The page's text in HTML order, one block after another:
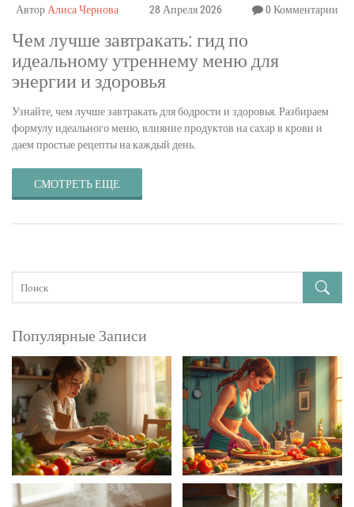
АвторАлиса Чернова 28 Апреля 2026 0 Комментарии
Чем лучше завтракать: гид по
идеальному утреннему меню для
энергии и здоровья
Узнайте, чем лучше завтракать для бодрости и здоровья. Разбираем
формулу идеального меню, влияние продуктов на сахар в крови и
даем простые рецепты на каждый день.
СМОТРЕТЬ ЕЩЕ
Популярные Записи